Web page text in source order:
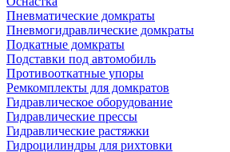
Пневматические домкраты
Пневмогидравлические домкраты
Подкатные домкраты
Подставки под автомобиль
Противооткатные упоры
Ремкомплекты для домкратов
Гидравлическое оборудование
Гидравлические прессы
Гидравлические растяжки
Гидроцилиндры для рихтовки